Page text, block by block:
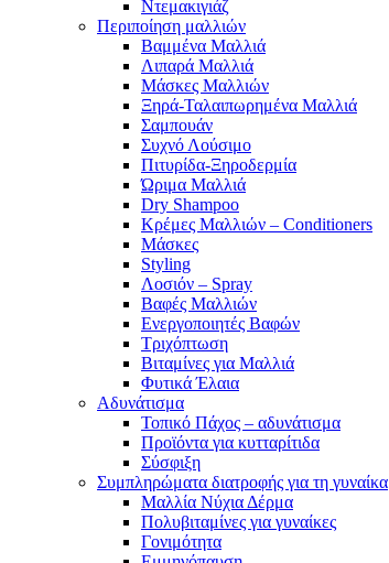
Ντεμακιγιάζ
Περιποίηση μαλλιών
Βαμμένα Μαλλιά
Λιπαρά Μαλλιά
Μάσκες Μαλλιών
Ξηρά-Ταλαιπωρημένα Μαλλιά
Σαμπουάν
Συχνό Λούσιμο
Πιτυρίδα-Ξηροδερμία
Ώριμα Μαλλιά
Dry Shampoo
Κρέμες Μαλλιών – Conditioners
Μάσκες
Styling
Λοσιόν – Spray
Βαφές Μαλλιών
Ενεργοποιητές Βαφών
Τριχόπτωση
Βιταμίνες για Μαλλιά
Φυτικά Έλαια
Αδυνάτισμα
Τοπικό Πάχος – αδυνάτισμα
Προϊόντα για κυτταρίτιδα
Σύσφιξη
Συμπληρώματα διατροφής για τη γυναίκα
Μαλλία Νύχια Δέρμα
Πολυβιταμίνες για γυναίκες
Γονιμότητα